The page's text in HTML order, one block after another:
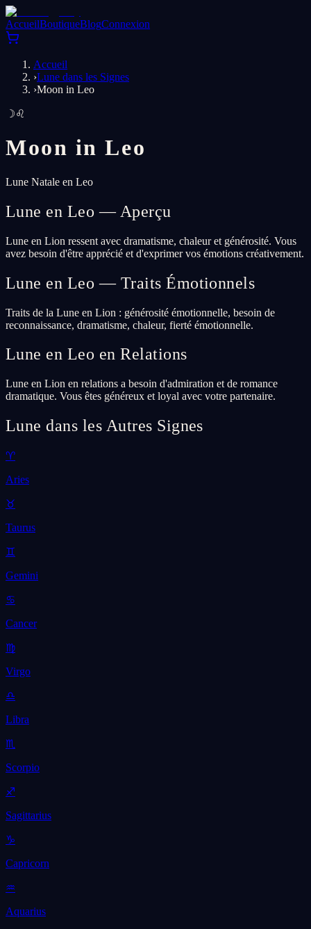
AccueilBoutiqueBlogConnexion
Accueil
›Lune dans les Signes
›Moon in Leo
☽♌
Moon inLeo
Lune Natale en Leo
Lune en Leo — Aperçu
Lune en Lion ressent avec dramatisme, chaleur et générosité. Vous
avez besoin d'être apprécié et d'exprimer vos émotions créativement.
Lune en Leo — Traits Émotionnels
Traits de la Lune en Lion : générosité émotionnelle, besoin de
reconnaissance, dramatisme, chaleur, fierté émotionnelle.
Lune en Leo en Relations
Lune en Lion en relations a besoin d'admiration et de romance
dramatique. Vous êtes généreux et loyal avec votre partenaire.
Lune dans les Autres Signes
♈
Aries
♉
Taurus
♊
Gemini
♋
Cancer
♍
Virgo
♎
Libra
♏
Scorpio
♐
Sagittarius
♑
Capricorn
♒
Aquarius